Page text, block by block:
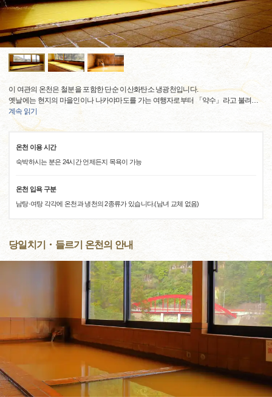
이 여관의 온천은 철분을 포함한 단순 이산화탄소 냉광천입니다.
옛날에는 현지의 마을인이나 나카야마도를 가는 여행자로부터 「약수」라고 불려…
계속 읽기
온천 이용 시간
숙박하시는 분은 24시간 언제든지 목욕이 가능
온천 입욕 구분
남탕·여탕 각각에 온천과 냉천의 2종류가 있습니다.(남녀 교체 없음)
당일치기・들르기 온천의 안내